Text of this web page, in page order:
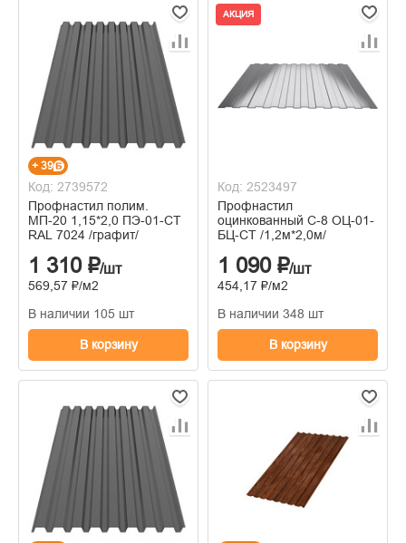
+ 39
Код: 2739572
Профнастил полим.
МП-20 1,15*2,0 ПЭ-01-СТ
RAL 7024 /графит/
1 310 ₽/шт
569,57 ₽/м2
В наличии 105 шт
В корзину
АКЦИЯ
Код: 2523497
Профнастил
оцинкованный С-8 ОЦ-01-
БЦ-СТ /1,2м*2,0м/
1 090 ₽/шт
454,17 ₽/м2
В наличии 348 шт
В корзину